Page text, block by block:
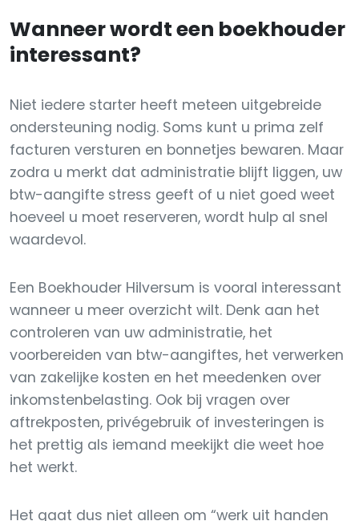
Wanneer wordt een boekhouder
interessant?
Niet iedere starter heeft meteen uitgebreide
ondersteuning nodig. Soms kunt u prima zelf
facturen versturen en bonnetjes bewaren. Maar
zodra u merkt dat administratie blijft liggen, uw
btw-aangifte stress geeft of u niet goed weet
hoeveel u moet reserveren, wordt hulp al snel
waardevol.
Een Boekhouder Hilversum is vooral interessant
wanneer u meer overzicht wilt. Denk aan het
controleren van uw administratie, het
voorbereiden van btw-aangiftes, het verwerken
van zakelijke kosten en het meedenken over
inkomstenbelasting. Ook bij vragen over
aftrekposten, privégebruik of investeringen is
het prettig als iemand meekijkt die weet hoe
het werkt.
Het gaat dus niet alleen om “werk uit handen